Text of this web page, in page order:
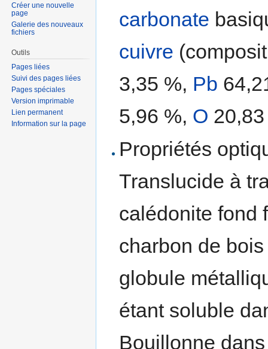
carbonate
cuivre
3,35 %, Pb
5,96 %, O
Propriétés
Translucide à
calédonite fond
charbon de
globule
étant soluble
Bouillonne
Créer une nouvelle
page
Galerie des nouveaux
fichiers
Outils
Pages liées
Suivi des pages liées
Pages spéciales
Version imprimable
Lien permanent
Information sur la page